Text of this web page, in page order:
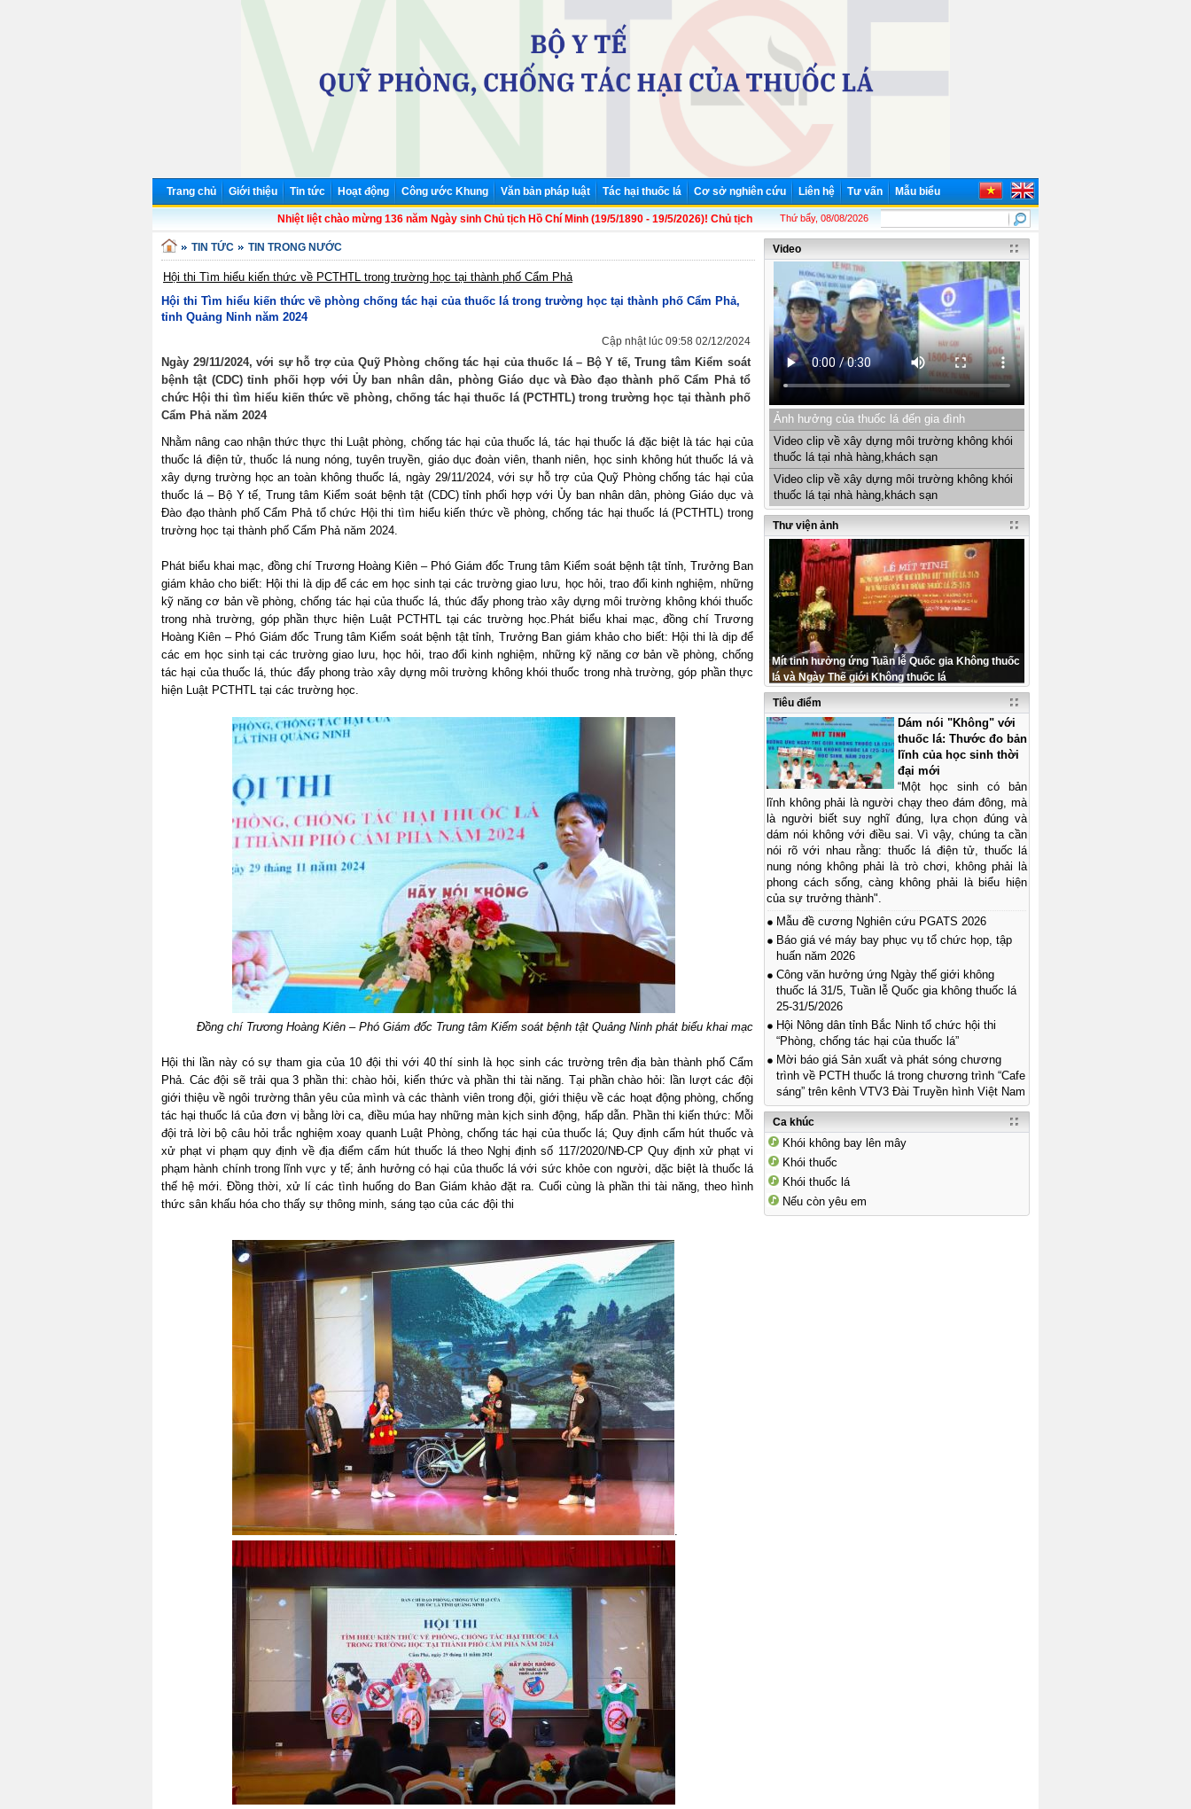
Trang chủ Giới thiệu Tin tức Hoạt động Công ước Khung Văn bản pháp luật Tác hại thuốc lá Cơ sở nghiên cứu Liên hệ Tư vấn Mẫu biểu
Nhiệt liệt chào mừng 136 năm Ngày sinh Chủ tịch Hồ Chí Minh (19/5/1890 - 19/5/2026)! Chủ tịch Hồ Chí Minh - Lãnh tụ thiên tài của Đảng và nhân dân ta!
Thứ bẩy, 08/08/2026
TIN TỨC TIN TRONG NƯỚC
Hội thi Tìm hiểu kiến thức về PCTHTL trong trường học tại thành phố Cẩm Phả
Hội thi Tìm hiểu kiến thức về phòng chống tác hại của thuốc lá trong trường học tại thành phố Cẩm Phả,
tỉnh Quảng Ninh năm 2024
Cập nhật lúc 09:58 02/12/2024
Ngày 29/11/2024, với sự hỗ trợ của Quỹ Phòng chống tác hại của thuốc lá – Bộ Y tế, Trung tâm Kiểm soát
bệnh tật (CDC) tỉnh phối hợp với Ủy ban nhân dân, phòng Giáo dục và Đào đạo thành phố Cẩm Phả tổ
chức Hội thi tìm hiểu kiến thức về phòng, chống tác hại thuốc lá (PCTHTL) trong trường học tại thành phố
Cẩm Phả năm 2024
Nhằm nâng cao nhận thức thực thi Luật phòng, chống tác hại của thuốc lá, tác hại thuốc lá đặc biệt là tác hại của
thuốc lá điện tử, thuốc lá nung nóng, tuyên truyền, giáo dục đoàn viên, thanh niên, học sinh không hút thuốc lá và
xây dựng trường học an toàn không thuốc lá, ngày 29/11/2024, với sự hỗ trợ của Quỹ Phòng chống tác hại của
thuốc lá – Bộ Y tế, Trung tâm Kiểm soát bệnh tật (CDC) tỉnh phối hợp với Ủy ban nhân dân, phòng Giáo dục và
Đào đạo thành phố Cẩm Phả tổ chức Hội thi tìm hiểu kiến thức về phòng, chống tác hại thuốc lá (PCTHTL) trong
trường học tại thành phố Cẩm Phả năm 2024.
Phát biểu khai mạc, đồng chí Trương Hoàng Kiên – Phó Giám đốc Trung tâm Kiểm soát bệnh tật tỉnh, Trưởng Ban
giám khảo cho biết: Hội thi là dịp để các em học sinh tại các trường giao lưu, học hỏi, trao đổi kinh nghiệm, những
kỹ năng cơ bản về phòng, chống tác hại của thuốc lá, thúc đẩy phong trào xây dựng môi trường không khói thuốc
trong nhà trường, góp phần thực hiện Luật PCTHTL tại các trường học.Phát biểu khai mạc, đồng chí Trương
Hoàng Kiên – Phó Giám đốc Trung tâm Kiểm soát bệnh tật tỉnh, Trưởng Ban giám khảo cho biết: Hội thi là dịp để
các em học sinh tại các trường giao lưu, học hỏi, trao đổi kinh nghiệm, những kỹ năng cơ bản về phòng, chống
tác hại của thuốc lá, thúc đẩy phong trào xây dựng môi trường không khói thuốc trong nhà trường, góp phần thực
hiện Luật PCTHTL tại các trường học.
Đồng chí Trương Hoàng Kiên – Phó Giám đốc Trung tâm Kiểm soát bệnh tật Quảng Ninh phát biểu khai mạc
Hội thi lần này có sự tham gia của 10 đội thi với 40 thí sinh là học sinh các trường trên địa bàn thành phố Cẩm
Phả. Các đội sẽ trải qua 3 phần thi: chào hỏi, kiến thức và phần thi tài năng. Tại phần chào hỏi: lần lượt các đội
giới thiệu về ngôi trường thân yêu của mình và các thành viên trong đội, giới thiệu về các hoạt động phòng, chống
tác hại thuốc lá của đơn vị bằng lời ca, điều múa hay những màn kịch sinh động, hấp dẫn. Phần thi kiến thức: Mỗi
đội trả lời bộ câu hỏi trắc nghiệm xoay quanh Luật Phòng, chống tác hại của thuốc lá; Quy định cấm hút thuốc và
xử phạt vi phạm quy định về địa điểm cấm hút thuốc lá theo Nghị định số 117/2020/NĐ-CP Quy định xử phạt vi
phạm hành chính trong lĩnh vực y tế; ảnh hưởng có hại của thuốc lá với sức khỏe con người, dặc biệt là thuốc lá
thế hệ mới. Đồng thời, xử lí các tình huống do Ban Giám khảo đặt ra. Cuối cùng là phần thi tài năng, theo hình
thức sân khấu hóa cho thấy sự thông minh, sáng tạo của các đội thi
Video
Ảnh hưởng của thuốc lá đến gia đình
Video clip về xây dựng môi trường không khói
thuốc lá tại nhà hàng,khách sạn
Video clip về xây dựng môi trường không khói
thuốc lá tại nhà hàng,khách sạn
Thư viện ảnh
Mít tinh hưởng ứng Tuần lễ Quốc gia Không thuốc
lá và Ngày Thế giới Không thuốc lá
Tiêu điểm
Dám nói "Không" với
thuốc lá: Thước đo bản
lĩnh của học sinh thời
đại mới
“Một học sinh có bản
lĩnh không phải là người chạy theo đám đông, mà
là người biết suy nghĩ đúng, lựa chọn đúng và
dám nói không với điều sai. Vì vậy, chúng ta cần
nói rõ với nhau rằng: thuốc lá điện tử, thuốc lá
nung nóng không phải là trò chơi, không phải là
phong cách sống, càng không phải là biểu hiện
của sự trưởng thành".
Mẫu đề cương Nghiên cứu PGATS 2026
Báo giá vé máy bay phục vụ tổ chức họp, tập
huấn năm 2026
Công văn hưởng ứng Ngày thế giới không
thuốc lá 31/5, Tuần lễ Quốc gia không thuốc lá
25-31/5/2026
Hội Nông dân tỉnh Bắc Ninh tổ chức hội thi
“Phòng, chống tác hại của thuốc lá”
Mời báo giá Sản xuất và phát sóng chương
trình về PCTH thuốc lá trong chương trình “Cafe
sáng” trên kênh VTV3 Đài Truyền hình Việt Nam
Ca khúc
Khói không bay lên mây
Khói thuốc
Khói thuốc lá
Nếu còn yêu em